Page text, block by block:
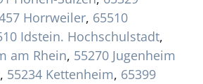
Horrweiler, 65510
Idstein. Hochschulstadt,
am Rhein, 55270 Jugenheim
, 55234 Kettenheim, 65399